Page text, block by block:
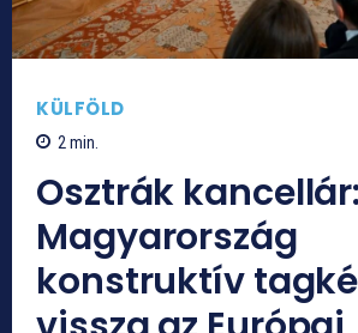
KÜLFÖLD
2min.
Osztrák kancellár:
Magyarország
konstruktív